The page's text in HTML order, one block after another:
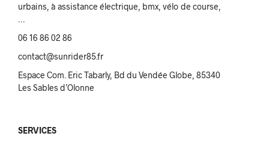
urbains, à assistance électrique, bmx, vélo de course,
06 16 86 02 86
contact@sunrider85.fr
Espace Com. Eric Tabarly, Bd du Vendée Globe, 85340
Les Sables d’Olonne
SERVICES